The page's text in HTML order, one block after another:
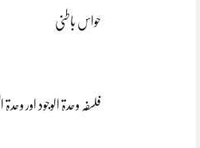
حواس باطنی
فلسفہ وحدۃ الوجود اور وحدۃ